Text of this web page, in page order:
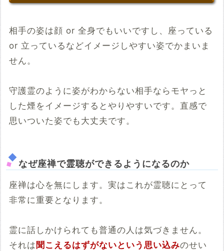
相手の姿は顔 or 全身でもいいですし、座っている
or 立っているなどイメージしやすい姿でかまいま
せん。
守護霊のように姿がわからない相手ならモヤっと
した煙をイメージするとやりやすいです。直感で
思いついた姿でも大丈夫です。
なぜ座禅で霊聴ができるようになるのか
座禅は心を無にします。実はこれが霊聴にとって
非常に重要となります。
霊に話しかけられても普通の人は気づきません。
それは 聞こえるはずがないという思い込みのせい